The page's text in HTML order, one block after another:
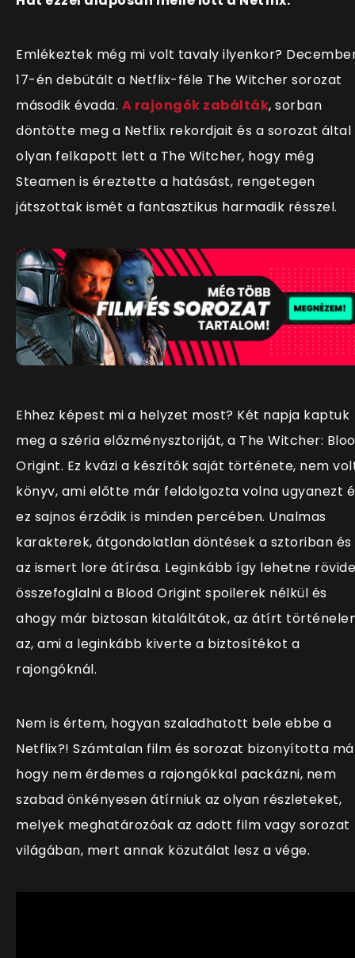
Emlékeztek még mi volt tavaly ilyenkor?
17-én debütált a Netflix-féle The Witcher sorozat
második évada. A rajongók zabálták, sorban
döntötte meg a Netflix rekordjait és a sorozat által
olyan felkapott lett a The Witcher, hogy még
Steamen is éreztette a hatásást, rengetegen
játszottak ismét a fantasztikus harmadik résszel.
Ehhez képest mi a helyzet most? Két napja kaptuk
meg a széria előzménysztoriját, a The Witcher:
Origint. Ez kvázi a készítők saját története, nem
könyv, ami előtte már feldolgozta volna ugyanezt
ez sajnos érződik is minden percében. Unalmas
karakterek, átgondolatlan döntések a sztoriban és
az ismert lore átírása. Leginkább így lehetne
összefoglalni a Blood Origint spoilerek nélkül és
ahogy már biztosan kitaláltátok, az átírt
az, ami a leginkább kiverte a biztosítékot a
rajongóknál.
Nem is értem, hogyan szaladhatott bele ebbe a
Netflix?! Számtalan film és sorozat bizonyította
hogy nem érdemes a rajongókkal packázni, nem
szabad önkényesen átírniuk az olyan részleteket,
melyek meghatározóak az adott film vagy sorozat
világában, mert annak közutálat lesz a vége.